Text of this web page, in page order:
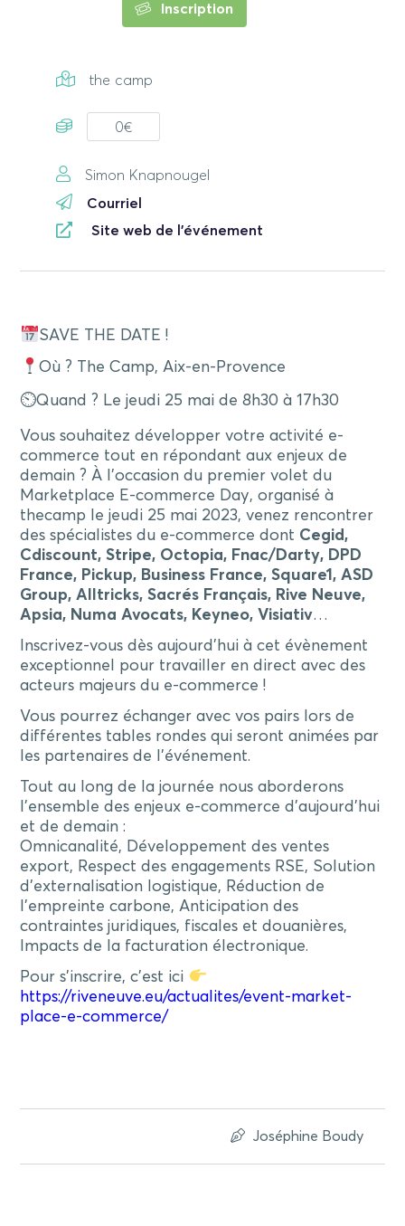
Inscription
the camp
0€
Simon Knapnougel
Courriel
Site web de l'événement
SAVE THE DATE !
Où ? The Camp, Aix-en-Provence
⏲Quand ? Le jeudi 25 mai de 8h30 à 17h30
Vous souhaitez développer votre activité e-
commerce tout en répondant aux enjeux de
demain ? À l’occasion du premier volet du
Marketplace E-commerce Day, organisé à
thecamp le jeudi 25 mai 2023, venez rencontrer
des spécialistes du e-commerce dont Cegid,
Cdiscount, Stripe, Octopia, Fnac/Darty, DPD
France, Pickup, Business France, Square1, ASD
Group, Alltricks, Sacrés Français, Rive Neuve,
Apsia, Numa Avocats, Keyneo, Visiativ…
Inscrivez-vous dès aujourd’hui à cet évènement
exceptionnel pour travailler en direct avec des
acteurs majeurs du e-commerce !
Vous pourrez échanger avec vos pairs lors de
différentes tables rondes qui seront animées par
les partenaires de l’événement.
Tout au long de la journée nous aborderons
l’ensemble des enjeux e-commerce d’aujourd’hui
et de demain :
Omnicanalité, Développement des ventes
export, Respect des engagements RSE, Solution
d’externalisation logistique, Réduction de
l’empreinte carbone, Anticipation des
contraintes juridiques, fiscales et douanières,
Impacts de la facturation électronique.
Pour s’inscrire, c’est ici
https://riveneuve.eu/actualites/event-market-
place-e-commerce/
Joséphine Boudy